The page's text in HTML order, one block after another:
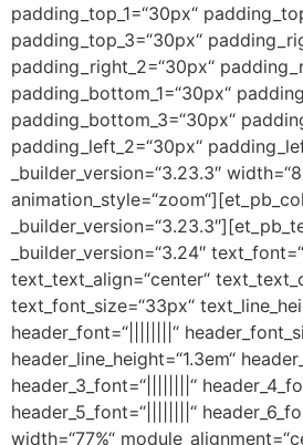
padding_top_1=“30px“
padding_top_3=“30px“
padding_right_2=“30px“
padding_bottom_1=“30px“
padding_bottom_3=“30px“
padding_left_2=“30px“
_builder_version=“3.23.3″
_builder_version=“3.24″
text_text_align=“center“
text_font_size=“33px“
header_font=“||||||||“
header_line_height=“1.3em“
header_3_font=“||||||||“
header_5_font=“||||||||“
width=“77%“